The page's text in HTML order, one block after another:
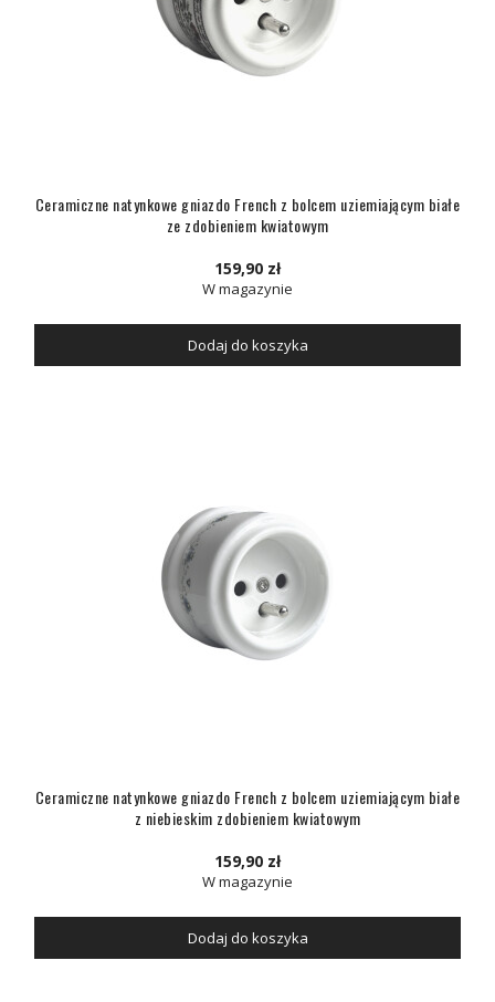
Ceramiczne natynkowe gniazdo French z bolcem uziemiającym białe
ze zdobieniem kwiatowym
159,90 zł
W magazynie
Dodaj do koszyka
Ceramiczne natynkowe gniazdo French z bolcem uziemiającym białe
z niebieskim zdobieniem kwiatowym
159,90 zł
W magazynie
Dodaj do koszyka